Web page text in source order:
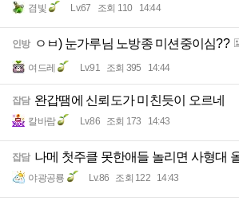
겸빛 Lv.67 조회 110 14:44
인방 ㅇㅂ) 눈가루님 노방종 미션중이심??
여드레 Lv.91 조회 395 14:44
잡담 완갑땜에 신뢰도가 미친듯이 오르네
칼바람 Lv.86 조회 173 14:43
잡담 나메 첫주클 못한애들 놀리면 사형대
야광공룡 Lv.86 조회 122 14:43